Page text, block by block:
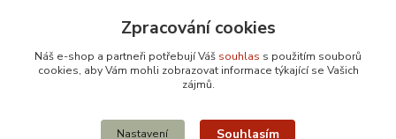
obchod@zuzishop.cz
Zpracování cookies
Náš e-shop a partneři potřebují Váš souhlas s použitím souborů
cookies, aby Vám mohli zobrazovat informace týkající se Vašich
zájmů.
Nastavení Souhlasím